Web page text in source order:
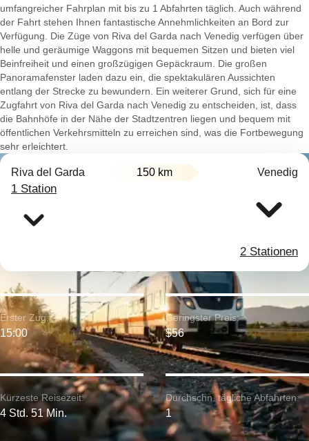
umfangreicher Fahrplan mit bis zu 1 Abfahrten täglich. Auch während
der Fahrt stehen Ihnen fantastische Annehmlichkeiten an Bord zur
Verfügung. Die Züge von Riva del Garda nach Venedig verfügen über
helle und geräumige Waggons mit bequemen Sitzen und bieten viel
Beinfreiheit und einen großzügigen Gepäckraum. Die großen
Panoramafenster laden dazu ein, die spektakulären Aussichten
entlang der Strecke zu bewundern. Ein weiterer Grund, sich für eine
Zugfahrt von Riva del Garda nach Venedig zu entscheiden, ist, dass
die Bahnhöfe in der Nähe der Stadtzentren liegen und bequem mit
öffentlichen Verkehrsmitteln zu erreichen sind, was die Fortbewegung
sehr erleichtert.
Riva del Garda 150 km Venedig
1 Station
2 Stationen
Kürzeste Reisezeit:
4 Std. 51 Min.
Erster Zug:
15:00
Geringster Preis:
$56
Durchschn. tägliche Abfahrten:
1